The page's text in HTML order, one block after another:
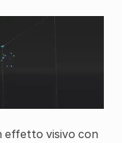
effetto visivo con